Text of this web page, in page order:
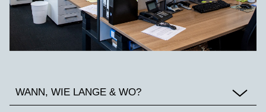
WANN, WIE LANGE & WO?